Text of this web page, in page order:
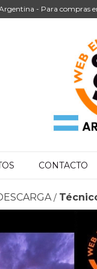
- Para compras
CONTACTO
/